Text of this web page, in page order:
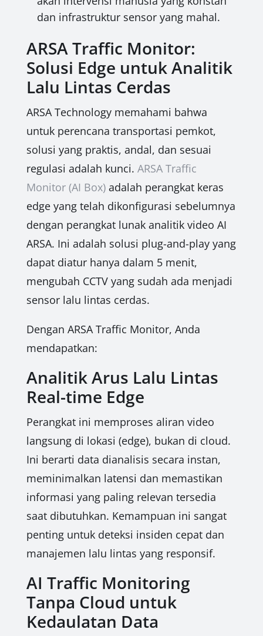
dan infrastruktur sensor yang mahal.
ARSA Traffic Monitor:
Solusi Edge untuk Analitik
Lalu Lintas Cerdas
ARSA Technology memahami bahwa
untuk perencana transportasi pemkot,
solusi yang praktis, andal, dan sesuai
regulasi adalah kunci. ARSA Traffic
Monitor (AI Box)adalah perangkat keras
edge yang telah dikonfigurasi sebelumnya
dengan perangkat lunak analitik video AI
ARSA. Ini adalah solusi plug-and-play yang
dapat diatur hanya dalam 5 menit,
mengubah CCTV yang sudah ada menjadi
sensor lalu lintas cerdas.
Dengan ARSA Traffic Monitor, Anda
mendapatkan:
Analitik Arus Lalu Lintas
Real-time Edge
Perangkat ini memproses aliran video
langsung di lokasi (edge), bukan di cloud.
Ini berarti data dianalisis secara instan,
meminimalkan latensi dan memastikan
informasi yang paling relevan tersedia
saat dibutuhkan. Kemampuan ini sangat
penting untuk deteksi insiden cepat dan
manajemen lalu lintas yang responsif.
AI Traffic Monitoring
Tanpa Cloud untuk
Kedaulatan Data